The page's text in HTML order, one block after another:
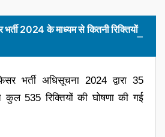
2024 के माध्यम से कितनी रिक्तियों
भर्ती अधिसूचना 2024 द्वारा 35
कुल 535 रिक्तियों की घोषणा की गई